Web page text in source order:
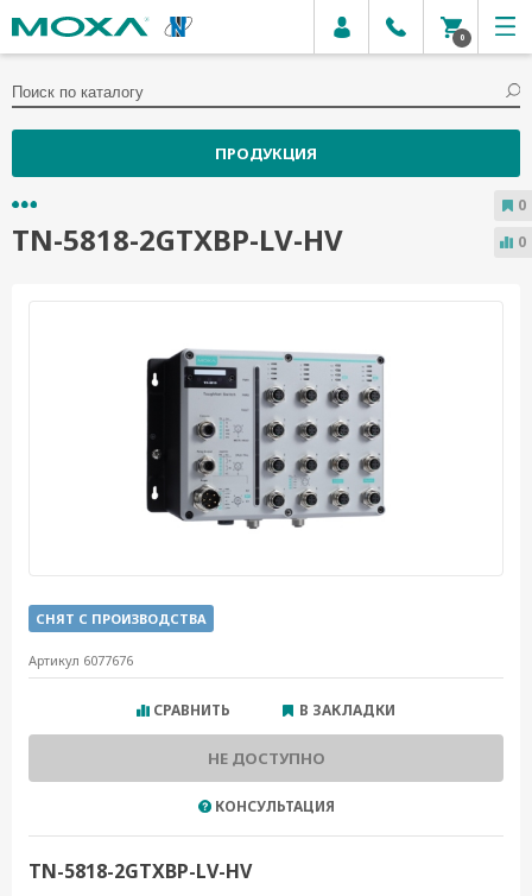
0
ПРОДУКЦИЯ
TN-5818-2GTXBP-LV-HV
СНЯТ С ПРОИЗВОДСТВА
Артикул 6077676
СРАВНИТЬ В ЗАКЛАДКИ
НЕ ДОСТУПНО
КОНСУЛЬТАЦИЯ
TN-5818-2GTXBP-LV-HV
0
0